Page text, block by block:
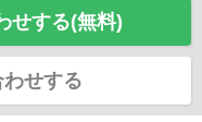
せする(無料)
せする